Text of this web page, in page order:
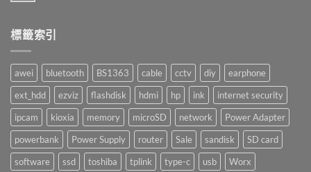
中
標籤索引
awei bluetooth BS1363 cable cctv diy
earphone
ext_hdd
ezviz flashdisk hdmi hp ink
internet security
ipcam
kioxia memory microSD network
Power Adapter
powerbank
Power Supply router Sale sandisk
SD card
software
ssd toshiba tplink type-c usb Worx